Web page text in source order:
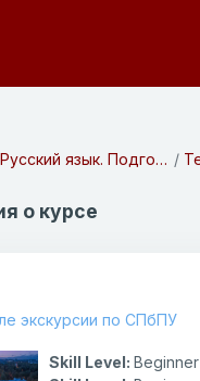
Русский язык. Подготовительное отделение
о курсе
экскурсии по СПбПУ
Skill Level: Beginner